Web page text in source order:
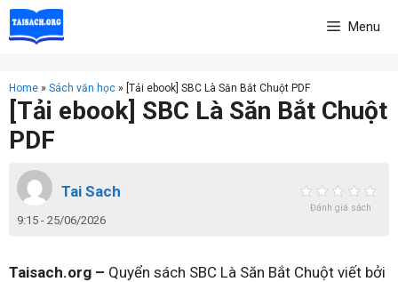
Skip
to
Menu
Home » Sách văn học » [Tải ebook] SBC Là Săn Bắt Chuột PDF
[Tải ebook] SBC Là Săn Bắt Chuột
PDF
Tai Sach
9:15 - 25/06/2026
Đánh giá sách
Taisach.org – Quyển sách SBC Là Săn Bắt Chuột viết bởi